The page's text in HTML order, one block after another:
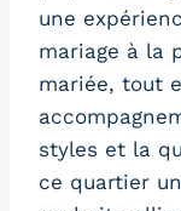
une
mariage à la
mariée, tout
styles et la
ce quartier